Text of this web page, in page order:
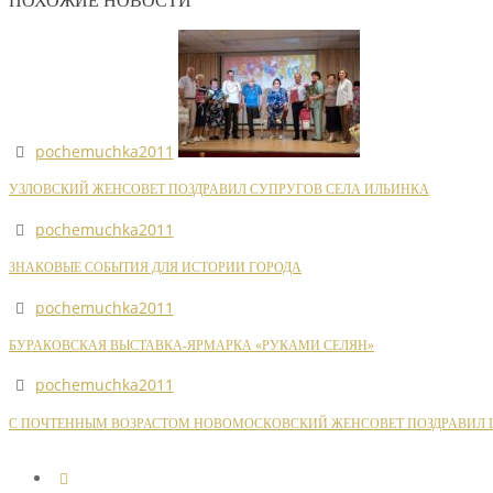
pochemuchka2011
УЗЛОВСКИЙ ЖЕНСОВЕТ ПОЗДРАВИЛ СУПРУГОВ СЕЛА ИЛЬИНКА
pochemuchka2011
ЗНАКОВЫЕ СОБЫТИЯ ДЛЯ ИСТОРИИ ГОРОДА
pochemuchka2011
БУРАКОВСКАЯ ВЫСТАВКА-ЯРМАРКА «РУКАМИ СЕЛЯН»
pochemuchka2011
С ПОЧТЕННЫМ ВОЗРАСТОМ НОВОМОСКОВСКИЙ ЖЕНСОВЕТ ПОЗДРАВИЛ